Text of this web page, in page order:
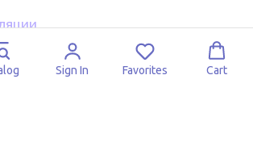
Sign In Favorites Cart
ванные
водяные